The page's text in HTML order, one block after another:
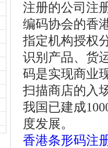
注册的公司注
编码协会的香
指定机构授权
识别产品、货
码是实现商业
扫描商店的入
我国已建成
度发展。
香港条形码注